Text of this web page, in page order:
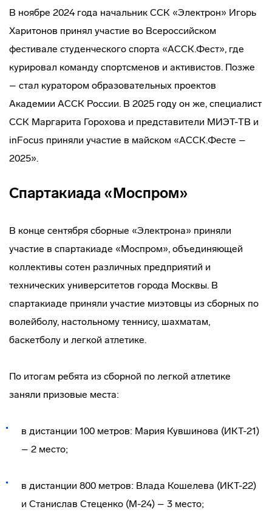
В ноябре 2024 года начальник ССК «Электрон» Игорь
Харитонов принял участие во Всероссийском
фестивале студенческого спорта «АССК.Фест», где
курировал команду спортсменов и активистов. Позже
– стал куратором образовательных проектов
Академии АССК России. В 2025 году он же, специалист
ССК Маргарита Горохова и представители МИЭТ-ТВ и
inFocus приняли участие в майском «АССК.Фесте –
2025».
Спартакиада «Моспром»
В конце сентября сборные «Электрона» приняли
участие в спартакиаде «Моспром», объединяющей
коллективы сотен различных предприятий и
технических университетов города Москвы. В
спартакиаде приняли участие миэтовцы из сборных по
волейболу, настольному теннису, шахматам,
баскетболу и легкой атлетике.
По итогам ребята из сборной по легкой атлетике
заняли призовые места:
в дистанции 100 метров: Мария Кувшинова (ИКТ-21)
– 2 место;
в дистанции 800 метров: Влада Кошелева (ИКТ-22)
и Станислав Стеценко (М-24) – 3 место;